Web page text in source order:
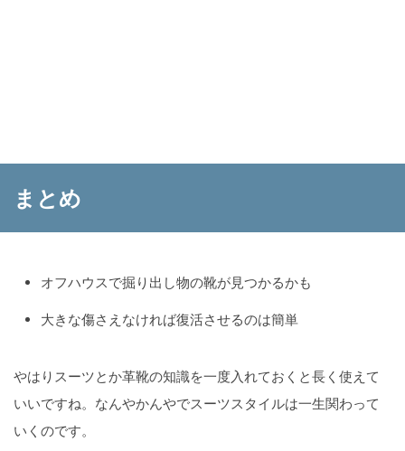
まとめ
オフハウスで掘り出し物の靴が見つかるかも
大きな傷さえなければ復活させるのは簡単
やはりスーツとか革靴の知識を一度入れておくと長く使えて
いいですね。なんやかんやでスーツスタイルは一生関わって
いくのです。